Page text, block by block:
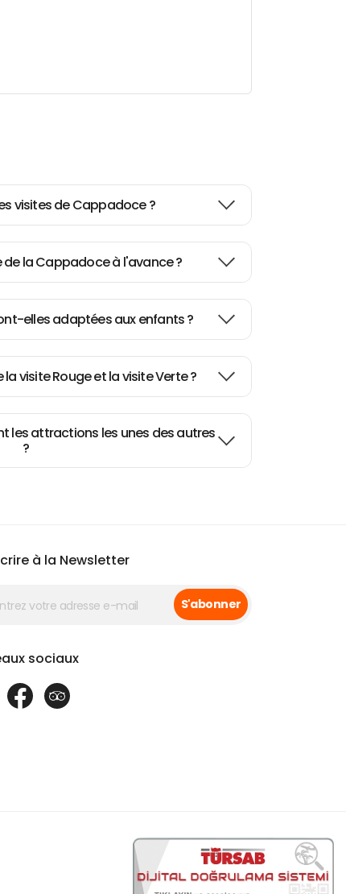
visites de Cappadoce ?
la Cappadoce à l'avance ?
elles adaptées aux enfants ?
visite Rouge et la visite Verte ?
les attractions les unes des autres
?
à la Newsletter
S'abonner
sociaux